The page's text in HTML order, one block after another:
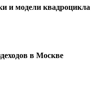
и модели квадроцикла
в Москве